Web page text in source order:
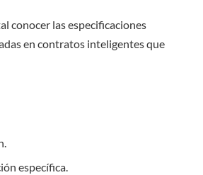
conocer las especificaciones
en contratos inteligentes que
específica.